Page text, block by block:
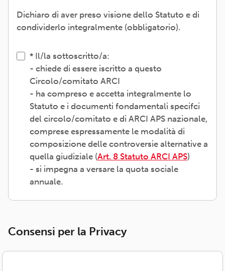
Dichiaro di aver preso visione dello Statuto e di
condividerlo integralmente (obbligatorio).
Il/la sottoscritto/a:
- chiede di essere iscritto a questo
Circolo/comitato ARCI
- ha compreso e accetta integralmente lo
Statuto e i documenti fondamentali specifci
del circolo/comitato e di ARCI APS nazionale,
comprese espressamente le modalità di
composizione delle controversie alternative a
quella giudiziale (Art. 8 Statuto ARCI APS)
- si impegna a versare la quota sociale
annuale.
Consensi per la Privacy